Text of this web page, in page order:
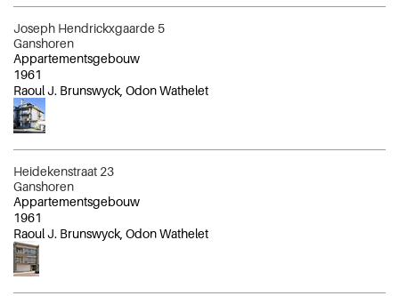
Joseph Hendrickxgaarde 5
Ganshoren
Appartementsgebouw
1961
Raoul J. Brunswyck, Odon Wathelet
Heidekenstraat 23
Ganshoren
Appartementsgebouw
1961
Raoul J. Brunswyck, Odon Wathelet